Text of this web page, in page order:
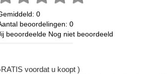
0
beoordelingen:0
beoordeelde Nog niet beoordeeld
voordat u koopt )